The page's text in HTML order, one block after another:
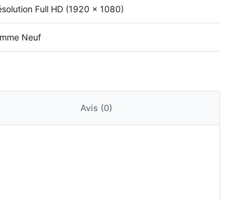
Full HD (1920 x 1080)
Neuf
Avis (0)